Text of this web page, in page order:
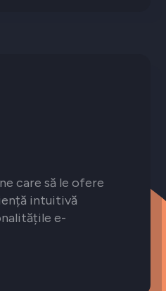
care să le ofere
intuitivă
e-